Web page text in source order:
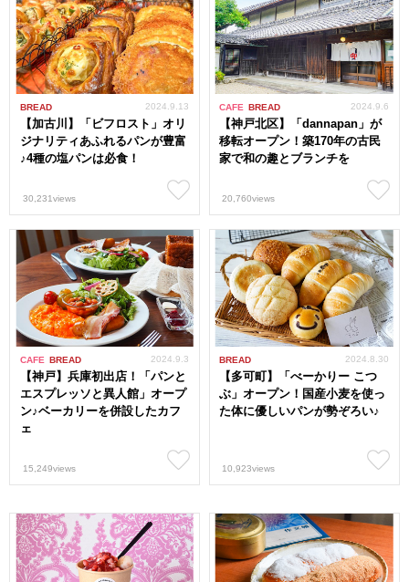
BREAD
【加古川】「ビフロスト」オリ
ジナリティあふれるパンが豊富
♪4種の塩パンは必食！
2024.9.13
30,231views
CAFE BREAD
【神戸北区】「dannapan」が
移転オープン！築170年の古民
家で和の趣とブランチを
2024.9.6
20,760views
CAFE BREAD
【神戸】兵庫初出店！「パンと
エスプレッソと異人館」オープ
ン♪ベーカリーを併設したカフ
ェ
2024.9.3
15,249views
BREAD
【多可町】「べーかりー こつ
ぶ」オープン！国産小麦を使っ
た体に優しいパンが勢ぞろい♪
2024.8.30
10,923views